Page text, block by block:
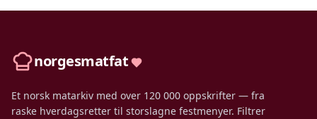
norgesmatfat
Et norsk matarkiv med over 120 000 oppskrifter — fra
raske hverdagsretter til storslagne festmenyer. Filtrer